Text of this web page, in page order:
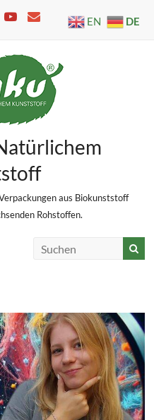
aus Biokunststoff
Rohstoffen.
EN DE